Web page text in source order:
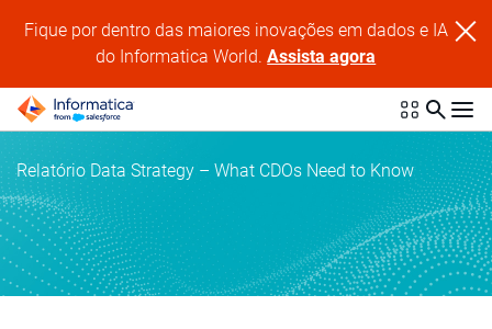
Fique por dentro das maiores inovações em dados e IA
do Informatica World.Assista agora
Relatório Data Strategy – What CDOs Need to Know